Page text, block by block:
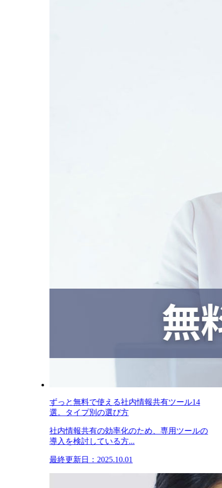
ずっと無料で使える社内情報共有ツール14
選。タイプ別の選び方
社内情報共有の効率化のため、専用ツールの
導入を検討している方...
最終更新日：2025.10.01